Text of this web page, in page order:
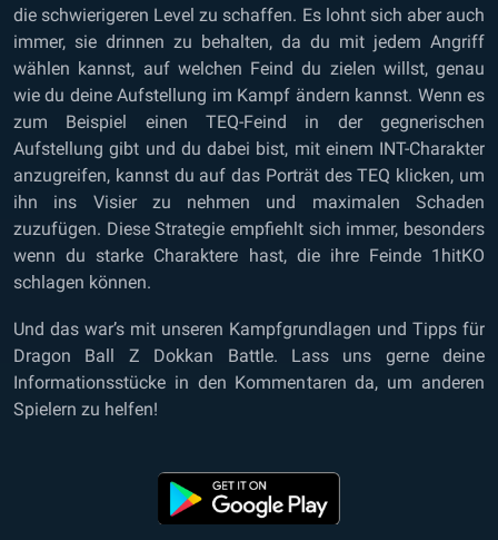
die schwierigeren Level zu schaffen. Es lohnt sich aber auch
immer, sie drinnen zu behalten, da du mit jedem Angriff
wählen kannst, auf welchen Feind du zielen willst, genau
wie du deine Aufstellung im Kampf ändern kannst. Wenn es
zum Beispiel einen TEQ-Feind in der gegnerischen
Aufstellung gibt und du dabei bist, mit einem INT-Charakter
anzugreifen, kannst du auf das Porträt des TEQ klicken, um
ihn ins Visier zu nehmen und maximalen Schaden
zuzufügen. Diese Strategie empfiehlt sich immer, besonders
wenn du starke Charaktere hast, die ihre Feinde 1hitKO
schlagen können.
Und das war’s mit unseren Kampfgrundlagen und Tipps für
Dragon Ball Z Dokkan Battle. Lass uns gerne deine
Informationsstücke in den Kommentaren da, um anderen
Spielern zu helfen!